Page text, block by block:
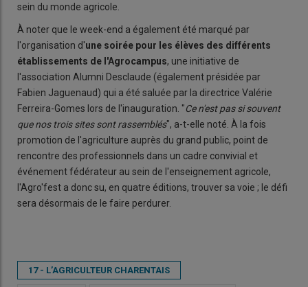
sein du monde agricole.
À noter que le week-end a également été marqué par
l'organisation d'une soirée pour les élèves des différents
établissements de l'Agrocampus, une initiative de
l'association Alumni Desclaude (également présidée par
Fabien Jaguenaud) qui a été saluée par la directrice Valérie
Ferreira-Gomes lors de l'inauguration. "Ce n'est pas si souvent
que nos trois sites sont rassemblés", a-t-elle noté. À la fois
promotion de l'agriculture auprès du grand public, point de
rencontre des professionnels dans un cadre convivial et
événement fédérateur au sein de l'enseignement agricole,
l'Agro'fest a donc su, en quatre éditions, trouver sa voie ; le défi
sera désormais de le faire perdurer.
17 - L’AGRICULTEUR CHARENTAIS